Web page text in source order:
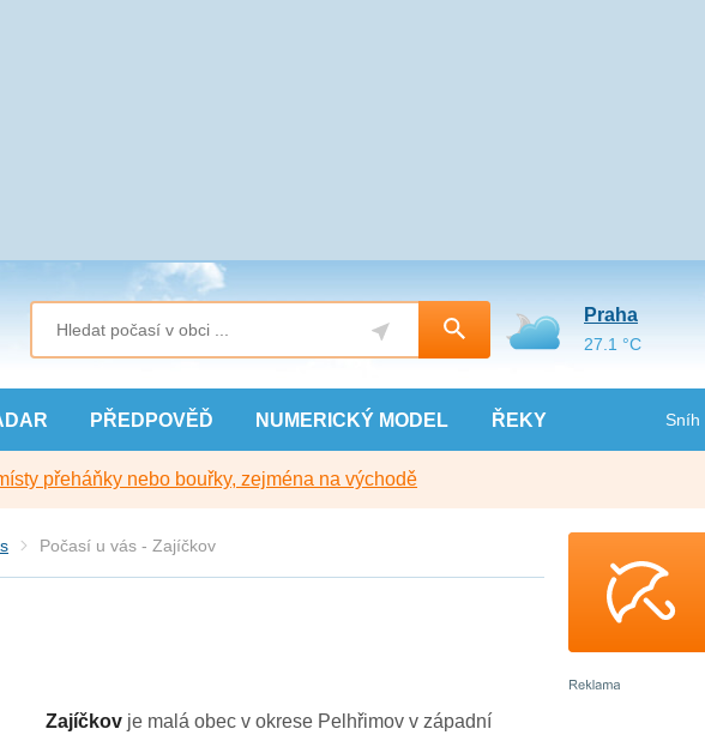
PŘEDPOVĚĎ NUMERICKÝ MODEL ŘEKY Sníh
Praha
27.1 °C
přeháňky nebo bouřky, zejména na východě
Počasí u vás - Zajíčkov
Zajíčkov je malá obec v okrese Pelhřimov v západní